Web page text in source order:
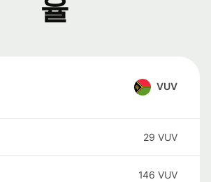
율
VUV
29 VUV
146 VUV